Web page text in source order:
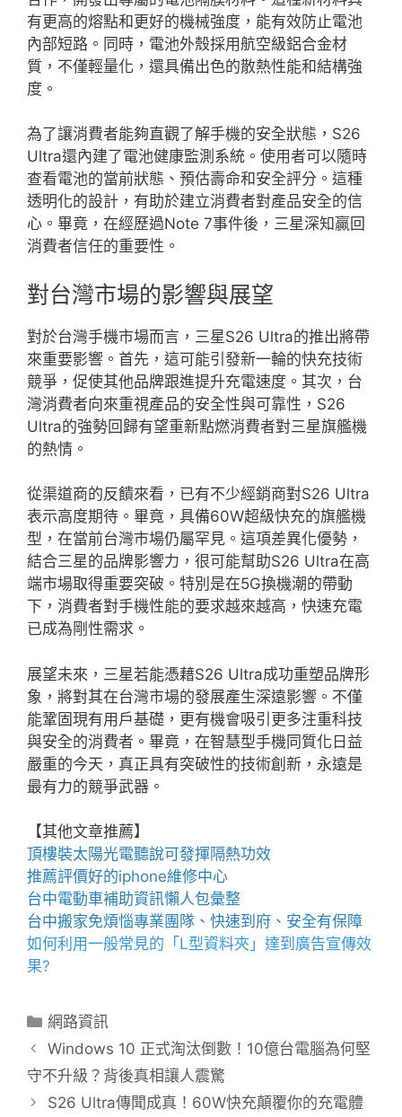
有更高的熔點和更好的機械強度，能有效防止電池
內部短路。同時，電池外殼採用航空級鋁合金材
質，不僅輕量化，還具備出色的散熱性能和結構強
度。
為了讓消費者能夠直觀了解手機的安全狀態，S26
Ultra還內建了電池健康監測系統。使用者可以隨時
查看電池的當前狀態、預估壽命和安全評分。這種
透明化的設計，有助於建立消費者對產品安全的信
心。畢竟，在經歷過Note 7事件後，三星深知贏回
消費者信任的重要性。
對台灣市場的影響與展望
對於台灣手機市場而言，三星S26 Ultra的推出將帶
來重要影響。首先，這可能引發新一輪的快充技術
競爭，促使其他品牌跟進提升充電速度。其次，台
灣消費者向來重視產品的安全性與可靠性，S26
Ultra的強勢回歸有望重新點燃消費者對三星旗艦機
的熱情。
從渠道商的反饋來看，已有不少經銷商對S26 Ultra
表示高度期待。畢竟，具備60W超級快充的旗艦機
型，在當前台灣市場仍屬罕見。這項差異化優勢，
結合三星的品牌影響力，很可能幫助S26 Ultra在高
端市場取得重要突破。特別是在5G換機潮的帶動
下，消費者對手機性能的要求越來越高，快速充電
已成為剛性需求。
展望未來，三星若能憑藉S26 Ultra成功重塑品牌形
象，將對其在台灣市場的發展產生深遠影響。不僅
能鞏固現有用戶基礎，更有機會吸引更多注重科技
與安全的消費者。畢竟，在智慧型手機同質化日益
嚴重的今天，真正具有突破性的技術創新，永遠是
最有力的競爭武器。
【其他文章推薦】
頂樓裝太陽光電聽說可發揮隔熱功效
推薦評價好的iphone維修中心
台中電動車補助資訊懶人包彙整
台中搬家免煩惱專業團隊、快速到府、安全有保障
如何利用一般常見的「 L型資料夾 」達到廣告宣傳效
果?
分
類
網路資訊
Windows 10 正式淘汰倒數！10億台電腦為何堅
守不升級？背後真相讓人震驚
S26 Ultra傳聞成真！60W快充顛覆你的充電體